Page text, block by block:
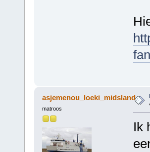
asjemenou_loeki_midsland
matroos
Ik